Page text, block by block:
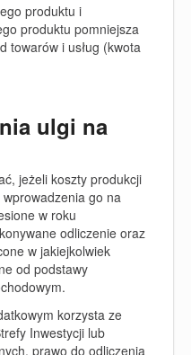
produktu i
produktu pomniejsza
towarów i usług (kwota
ulgi na
jeżeli koszty produkcji
go na
w roku
odliczenie oraz
w jakiejkolwiek
od podstawy
korzysta ze
Inwestycji lub
prawo do odliczenia